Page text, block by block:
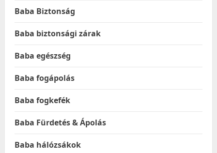
Baba Biztonság
Baba biztonsági zárak
Baba egészség
Baba fogápolás
Baba fogkefék
Baba Fürdetés & Ápolás
Baba hálózsákok